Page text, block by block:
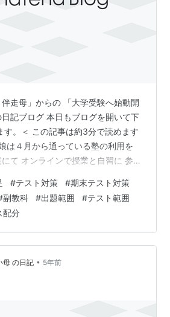
伴走母」からの 「大学受験へ始動開
記ブログ 本日もブログを開いて下
す。＜ この記事は約3分で読めます
は４月から通っている塾の利用を
て オンラインで授業と自習に 参加
いので分かりませんが、 親として
のオンラインの一ヶ月間を含めた
主に本人が好きな数学と、 高校で
末テストの勉強をしたようでした。
っていたのに 過ぎてしまえ…
#テスト対策 #期末テスト対策
副教科 #出題範囲 #テスト範囲
配分
母 の日記 • 5年前